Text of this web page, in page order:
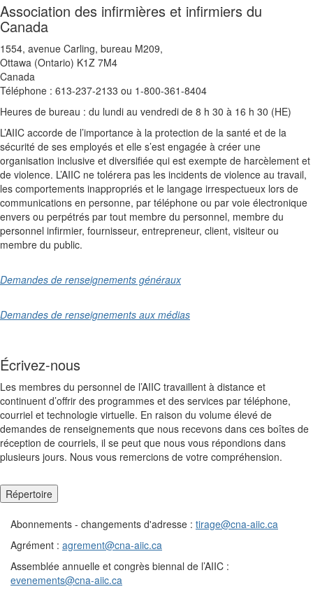
Association des infirmières et infirmiers du
Canada
1554, avenue Carling, bureau M209,
Ottawa (Ontario) K1Z 7M4
Canada
Téléphone : 613-237-2133 ou 1-800-361-8404
Heures de bureau : du lundi au vendredi de 8 h 30 à 16 h 30 (HE)
L’AIIC accorde de l’importance à la protection de la santé et de la
sécurité de ses employés et elle s’est engagée à créer une
organisation inclusive et diversifiée qui est exempte de harcèlement et
de violence. L’AIIC ne tolérera pas les incidents de violence au travail,
les comportements inappropriés et le langage irrespectueux lors de
communications en personne, par téléphone ou par voie électronique
envers ou perpétrés par tout membre du personnel, membre du
personnel infirmier, fournisseur, entrepreneur, client, visiteur ou
membre du public.
Demandes de renseignements généraux
Demandes de renseignements aux médias
Écrivez-nous
Les membres du personnel de l’AIIC travaillent à distance et
continuent d’offrir des programmes et des services par téléphone,
courriel et technologie virtuelle. En raison du volume élevé de
demandes de renseignements que nous recevons dans ces boîtes de
réception de courriels, il se peut que nous vous répondions dans
plusieurs jours. Nous vous remercions de votre compréhension.
Répertoire
Abonnements - changements d'adresse : tirage@cna-aiic.ca
Agrément : agrement@cna-aiic.ca
Assemblée annuelle et congrès biennal de l’AIIC :
evenements@cna-aiic.ca